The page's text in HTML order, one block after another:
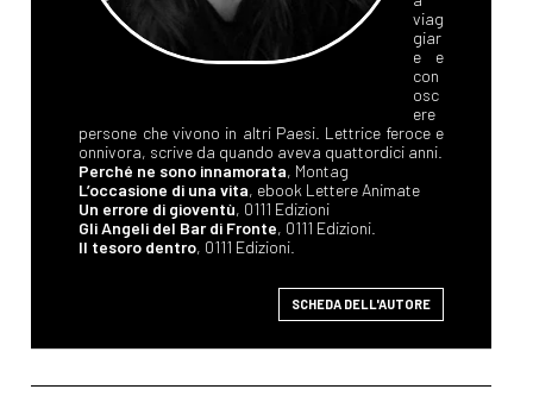
viag
giar
e e
con
osc
ere
persone che vivono in altri Paesi. Lettrice feroce e
onnivora, scrive da quando aveva quattordici anni.
Perché ne sono innamorata, Montag
L’occasione di una vita, ebook Lettere Animate
Un errore di gioventù, 0111 Edizioni
Gli Angeli del Bar di Fronte, 0111 Edizioni.
Il tesoro dentro, 0111 Edizioni.
SCHEDA DELL'AUTORE